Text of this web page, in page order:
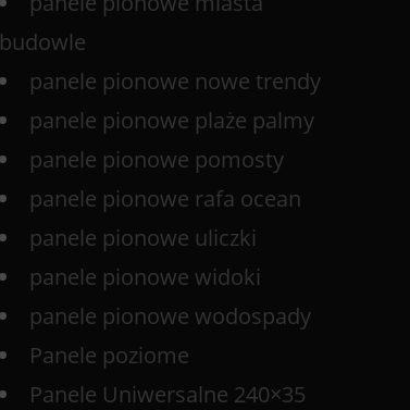
budowle
panele pionowe nowe trendy
panele pionowe plaże palmy
panele pionowe pomosty
panele pionowe rafa ocean
panele pionowe uliczki
panele pionowe widoki
panele pionowe wodospady
Panele poziome
Panele Uniwersalne 240×35